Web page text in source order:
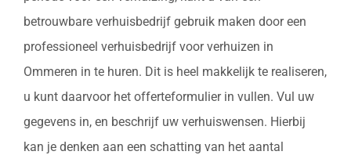
betrouwbare verhuisbedrijf gebruik maken door een
professioneel verhuisbedrijf voor verhuizen in
Ommeren in te huren. Dit is heel makkelijk te realiseren,
u kunt daarvoor het offerteformulier in vullen. Vul uw
gegevens in, en beschrijf uw verhuiswensen. Hierbij
kan je denken aan een schatting van het aantal